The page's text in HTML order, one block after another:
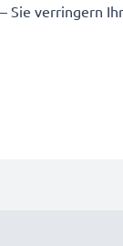
Sie verringern